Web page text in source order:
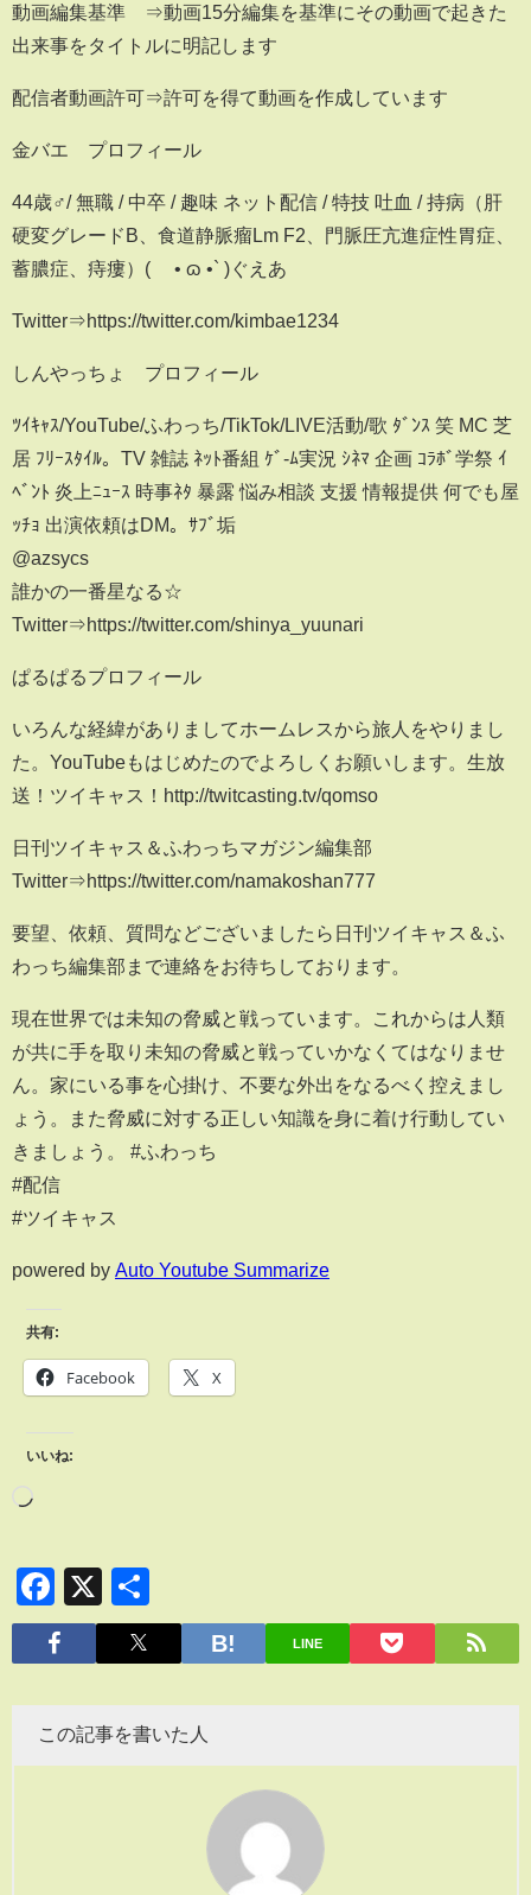
動画編集基準 ⇒動画15分編集を基準にその動画で起きた
出来事をタイトルに明記します
配信者動画許可⇒許可を得て動画を作成しています
金バエ プロフィール
44歳♂/ 無職 / 中卒 / 趣味 ネット配信 / 特技 吐血 / 持病（肝
硬変グレードB、食道静脈瘤Lm F2、門脈圧亢進症性胃症、
蓄膿症、痔瘻）( ´• ɷ •` )ぐえあ
Twitter⇒https://twitter.com/kimbae1234
しんやっちょ プロフィール
ﾂｲｷｬｽ/YouTube/ふわっち/TikTok/LIVE活動/歌 ﾀﾞﾝｽ 笑 MC 芝
居 ﾌﾘｰｽﾀｲﾙ。TV 雑誌 ﾈｯﾄ番組 ｹﾞ-ﾑ実況 ｼﾈﾏ 企画 ｺﾗﾎﾞ学祭 ｲ
ﾍﾞﾝﾄ 炎上ﾆｭｰｽ 時事ﾈﾀ 暴露 悩み相談 支援 情報提供 何でも屋
ｯﾁｮ 出演依頼はDM。ｻﾌﾞ垢
@azsycs
誰かの一番星なる☆
Twitter⇒https://twitter.com/shinya_yuunari
ぱるぱるプロフィール
いろんな経緯がありましてホームレスから旅人をやりまし
た。YouTubeもはじめたのでよろしくお願いします。生放
送！ツイキャス！http://twitcasting.tv/qomso
日刊ツイキャス＆ふわっちマガジン編集部
Twitter⇒https://twitter.com/namakoshan777
要望、依頼、質問などございましたら日刊ツイキャス＆ふ
わっち編集部まで連絡をお待ちしております。
現在世界では未知の脅威と戦っています。これからは人類
が共に手を取り未知の脅威と戦っていかなくてはなりませ
ん。家にいる事を心掛け、不要な外出をなるべく控えまし
ょう。また脅威に対する正しい知識を身に着け行動してい
きましょう。 #ふわっち
#配信
#ツイキャス
powered by Auto Youtube Summarize
共有:
Facebook X
いいね:
Facebook
X
有
LINE
この記事を書いた人